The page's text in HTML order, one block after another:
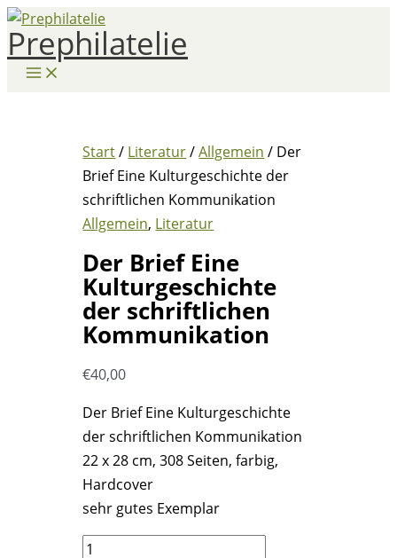
Zum
Inhalt
springen
Prephilatelie
Start/ Literatur/Allgemein / Der
Brief Eine Kulturgeschichte der
schriftlichen Kommunikation
Allgemein, Literatur
Der Brief Eine
Kulturgeschichte
der schriftlichen
Kommunikation
€40,00
Der Brief Eine Kulturgeschichte
der schriftlichen Kommunikation
22 x 28 cm, 308 Seiten, farbig,
Hardcover
sehr gutes Exemplar
Der